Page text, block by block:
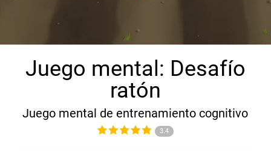
Juego mental: Desafío
ratón
Juego mental de entrenamiento cognitivo
3.4